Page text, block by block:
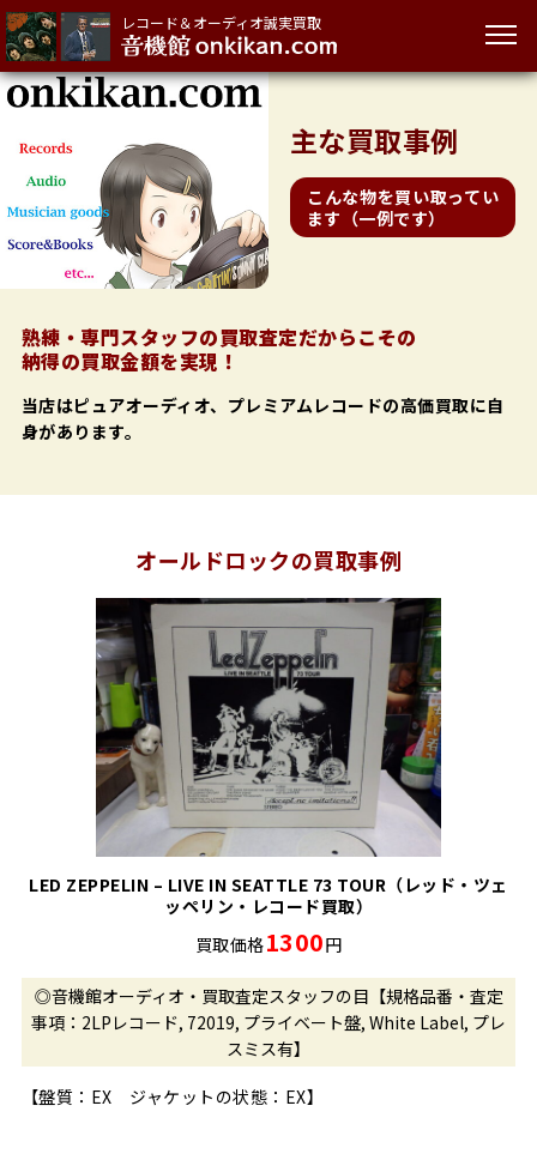
レコード＆オーディオ誠実買取
主な買取事例
こんな物を買い取ってい
ます（一例です）
熟練・専門スタッフの買取査定だからこその
納得の買取金額を実現！
当店はピュアオーディオ、プレミアムレコードの高価買取に自
身があります。
オールドロックの買取事例
LED ZEPPELIN – LIVE IN SEATTLE 73 TOUR（レッド・ツェ
ッペリン・レコード買取）
買取価格1300円
◎音機館オーディオ・買取査定スタッフの目【規格品番・査定
事項：2LPレコード, 72019, プライベート盤, White Label, プレ
スミス有】
【盤質：EX ジャケットの状態：EX】